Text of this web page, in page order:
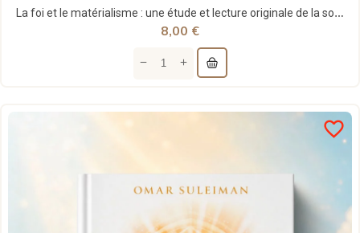
La foi et le matérialisme : une étude et lecture originale de la sourate al-Kahf - Abu al Hassan...
8,00 €
favorite_border